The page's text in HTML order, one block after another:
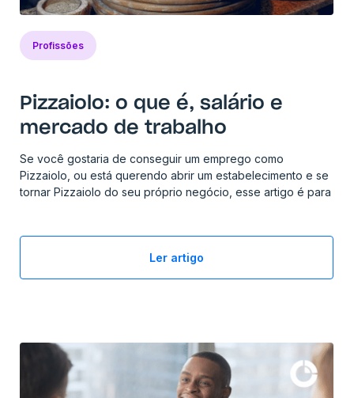
Profissões
Pizzaiolo: o que é, salário e
mercado de trabalho
Se você gostaria de conseguir um emprego como
Pizzaiolo, ou está querendo abrir um estabelecimento e se
tornar Pizzaiolo do seu próprio negócio, esse artigo é para
Ler artigo